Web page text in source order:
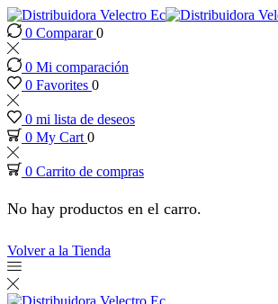
panel
panel
paketleri
0 Comparar0
0 Mi comparación
0 Favorites 0
0 mi lista de deseos
0 My Cart 0
0 Carrito de compras
No hay productos en el carro.
Volver a la Tienda